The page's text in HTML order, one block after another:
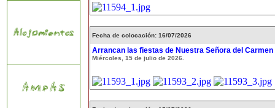
Fecha de colocación: 16/07/2026
Arrancan las fiestas de Nuestra Señora del Carmen
Miércoles, 15 de julio de 2026.